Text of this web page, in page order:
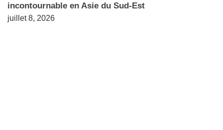
incontournable en Asie du Sud-Est
juillet 8, 2026